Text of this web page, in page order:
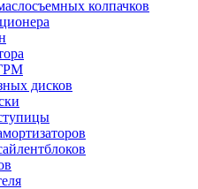
колпачков
дисков